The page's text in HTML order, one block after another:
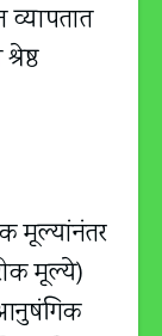
व्यापतात
मूल्यांनंतर
मूल्ये)